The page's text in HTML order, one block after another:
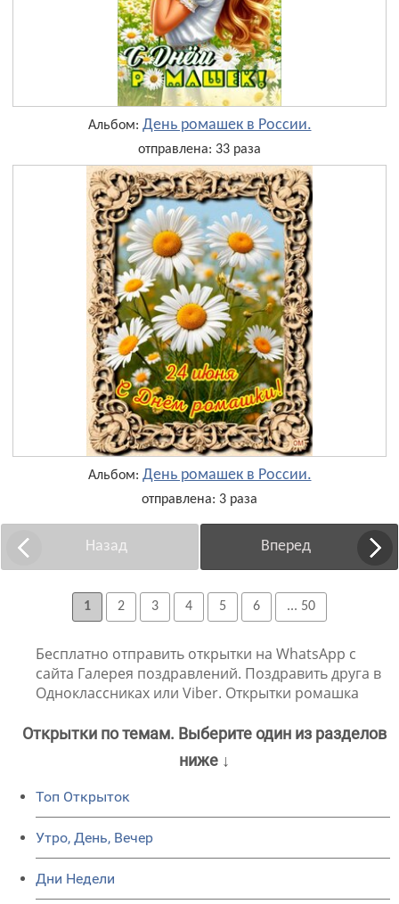
Альбом: День ромашек в России.
отправлена: 33 раза
Альбом: День ромашек в России.
отправлена: 3 раза
Назад Вперед
1 2 3 4 5 6 ... 50
Бесплатно отправить открытки на WhatsApp с
сайта Галерея поздравлений. Поздравить друга в
Одноклассниках или Viber. Открытки ромашка
Открытки по темам. Выберите один из разделов
ниже ↓
Топ Открыток
Утро, День, Вечер
Дни Недели